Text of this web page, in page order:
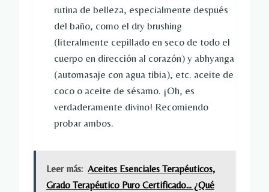
rutina de belleza, especialmente después
del baño, como el dry brushing
(literalmente cepillado en seco de todo el
cuerpo en dirección al corazón) y abhyanga
(automasaje con agua tibia), etc. aceite de
coco o aceite de sésamo. ¡Oh, es
verdaderamente divino! Recomiendo
probar ambos.
Leer más: Aceites Esenciales Terapéuticos,
Grado Terapéutico Puro Certificado... ¿Qué